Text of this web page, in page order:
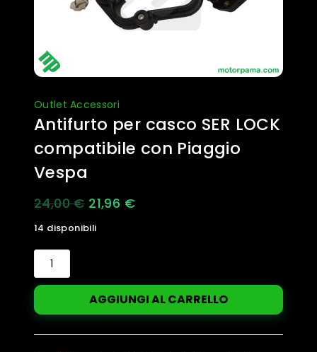
Outlet Accessori
Antifurto per casco SER LOCK
compatibile con Piaggio
Vespa
24,00€ Il
prezzo
24,00 €.
21,96 €Il
21,96 €.
14 disponibili
Antifurto
per
casco
LOCK
compatibile
AGGIUNGI AL CARRELLO